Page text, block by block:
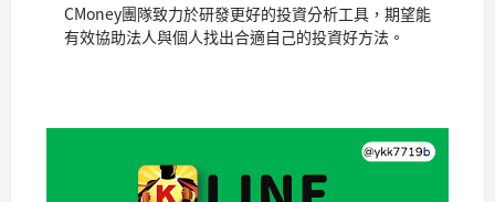
CMoney團隊致力於研發更好的投資分析工具，期望能
有效協助法人與個人找出合適自己的投資好方法。